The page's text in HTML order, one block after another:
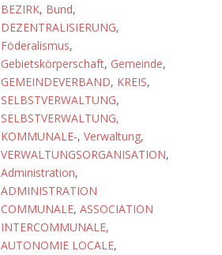
BEZIRK, Bund,
DEZENTRALISIERUNG,
Föderalismus,
Gebietskörperschaft, Gemeinde,
GEMEINDEVERBAND, KREIS,
SELBSTVERWALTUNG,
SELBSTVERWALTUNG,
KOMMUNALE-, Verwaltung,
VERWALTUNGSORGANISATION,
Administration,
ADMINISTRATION
COMMUNALE, ASSOCIATION
INTERCOMMUNALE,
AUTONOMIE LOCALE,